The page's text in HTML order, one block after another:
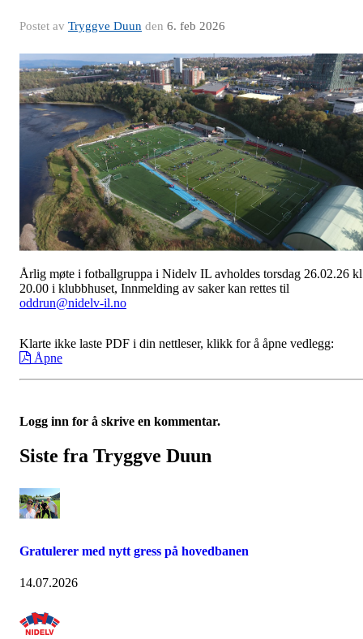
Postet av Tryggve Duun den 6. feb 2026
Årlig møte i fotballgruppa i Nidelv IL avholdes torsdag 26.02.26
20.00 i klubbhuset, Innmelding av saker kan rettes til
oddrun@nidelv-il.no
Klarte ikke laste PDF i din nettleser, klikk for å åpne vedlegg:
Åpne
Logg inn for å skrive en kommentar.
Siste fra Tryggve Duun
Gratulerer med nytt gress på hovedbanen
14.07.2026